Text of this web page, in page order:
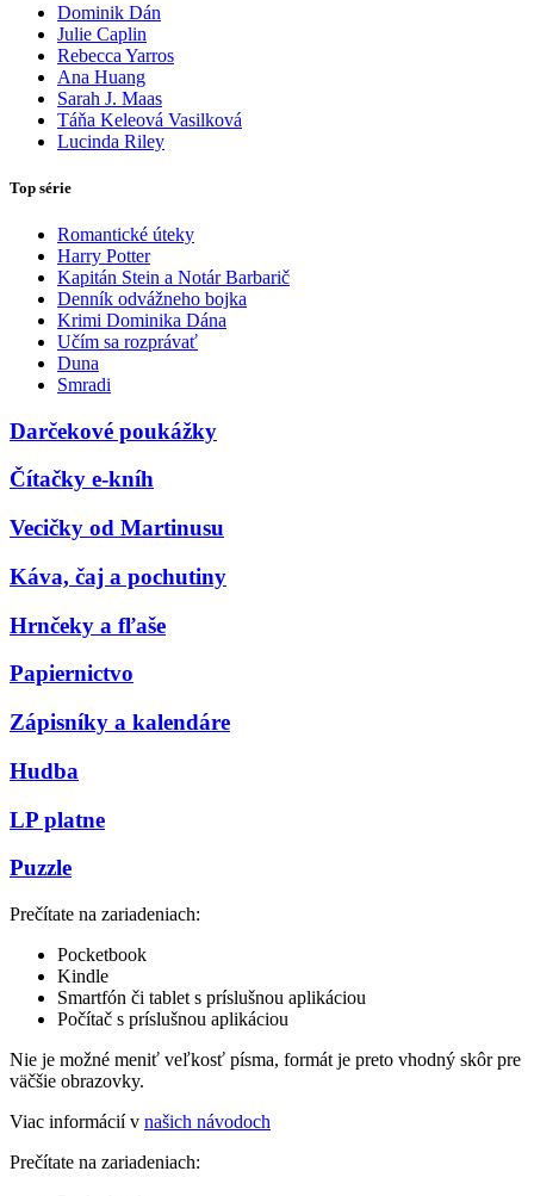
Dominik Dán
Julie Caplin
Rebecca Yarros
Ana Huang
Sarah J. Maas
Táňa Keleová Vasilková
Lucinda Riley
Top série
Romantické úteky
Harry Potter
Kapitán Stein a Notár Barbarič
Denník odvážneho bojka
Krimi Dominika Dána
Učím sa rozprávať
Duna
Smradi
Darčekové poukážky
Čítačky e-kníh
Vecičky od Martinusu
Káva, čaj a pochutiny
Hrnčeky a fľaše
Papiernictvo
Zápisníky a kalendáre
Hudba
LP platne
Puzzle
Prečítate na zariadeniach:
Pocketbook
Kindle
Smartfón či tablet s príslušnou aplikáciou
Počítač s príslušnou aplikáciou
Nie je možné meniť veľkosť písma, formát je preto vhodný skôr pre
väčšie obrazovky.
Viac informácií v našich návodoch
Prečítate na zariadeniach: